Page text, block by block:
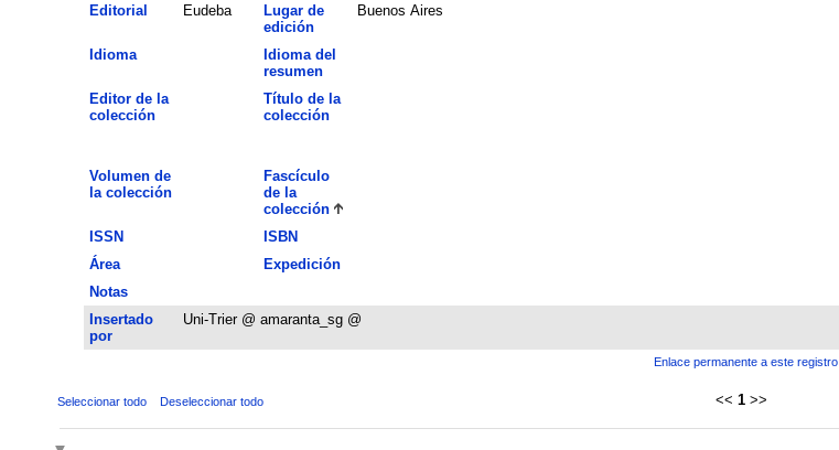
Editorial Eudeba
Lugar de
edición
Buenos Aires
Idioma
Idioma del
resumen
Editor de la
colección
Título de la
colección
Volumen de
la colección
Fascículo
de la
colección
ISSN ISBN
Área
Expedición
Notas
Insertado
por
Uni-Trier @ amaranta_sg @
Enlace permanente a este registro
Seleccionar todo Deseleccionar todo << 1 >>